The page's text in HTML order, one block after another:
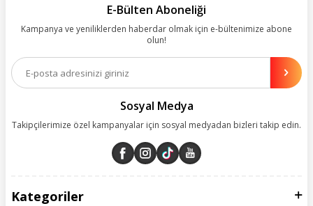
kolay, kusursuz ve keyifli bir alışveriş yolculuğu sunarken deneyiminize
olanakları sunuyoruz. Çalışmalarımızı müşterilerimizin memnuniyetini
esas alarak yürütüyoruz.
E-Bülten Aboneliği
Kampanya ve yeniliklerden haberdar olmak için e-bültenimize abone
olun!
Sosyal Medya
Takipçilerimize özel kampanyalar için sosyal medyadan bizleri takip edin.
Kategoriler